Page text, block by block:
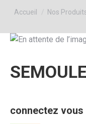
Vous êtes ici :
Accueil Nos
connectez